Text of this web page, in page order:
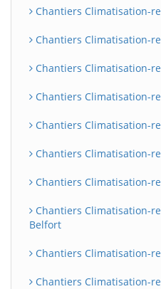
Chantiers Climatisation-
Chantiers Climatisation-
Chantiers Climatisation-
Chantiers Climatisation-
Chantiers Climatisation-
Chantiers Climatisation-
Chantiers Climatisation-
Chantiers Climatisation-
Belfort
Chantiers Climatisation-
Chantiers Climatisation-